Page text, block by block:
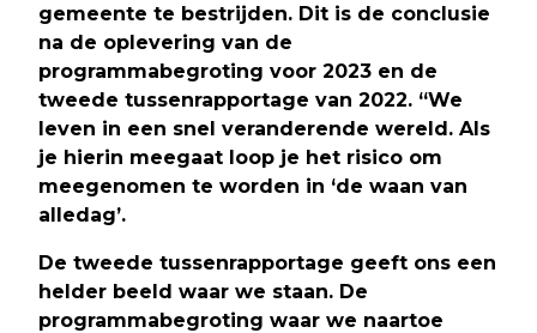
gemeente te bestrijden. Dit is de conclusie
na de oplevering van de
programmabegroting voor 2023 en de
tweede tussenrapportage van 2022. “We
leven in een snel veranderende wereld. Als
je hierin meegaat loop je het risico om
meegenomen te worden in ‘de waan van
alledag’.
De tweede tussenrapportage geeft ons een
helder beeld waar we staan. De
programmabegroting waar we naartoe